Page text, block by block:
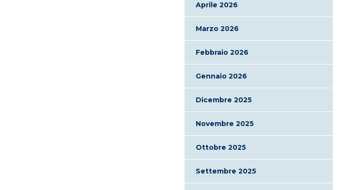
Aprile 2026
Marzo 2026
Febbraio 2026
Gennaio 2026
Dicembre 2025
Novembre 2025
Ottobre 2025
Settembre 2025